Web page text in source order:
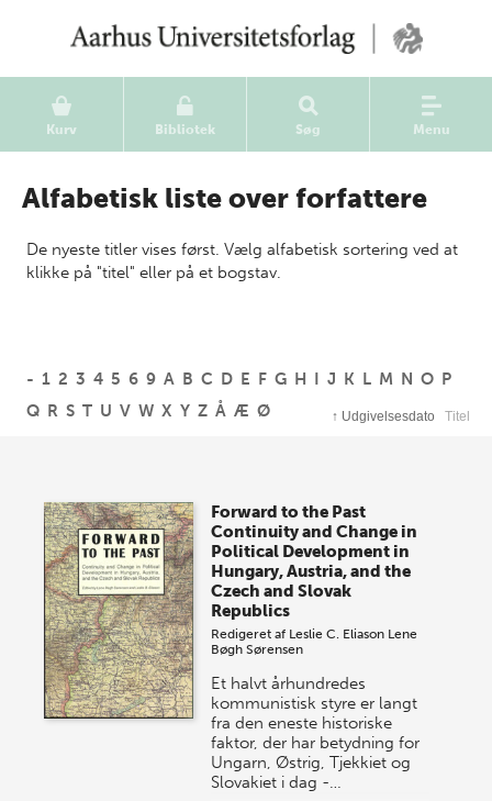
Kurv Bibliotek Søg Menu
Alfabetisk liste over forfattere
De nyeste titler vises først. Vælg alfabetisk sortering ved at
klikke på "titel" eller på et bogstav.
- 1 2 3 4 5 6 9 A B C D E F G H I J K L M N O P
Q R S T U V W X Y Z Å Æ Ø ↑ Udgivelsesdato Titel
Forward to the Past
Continuity and Change in
Political Development in
Hungary, Austria, and the
Czech and Slovak
Republics
Redigeret af Leslie C. Eliason Lene
Bøgh Sørensen
Et halvt århundredes
kommunistisk styre er langt
fra den eneste historiske
faktor, der har betydning for
Ungarn, Østrig, Tjekkiet og
Slovakiet i dag -…